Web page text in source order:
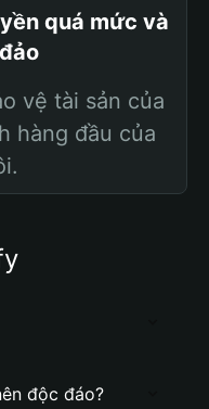
quá mức và
vệ tài sản của
hàng đầu của
độc đáo?